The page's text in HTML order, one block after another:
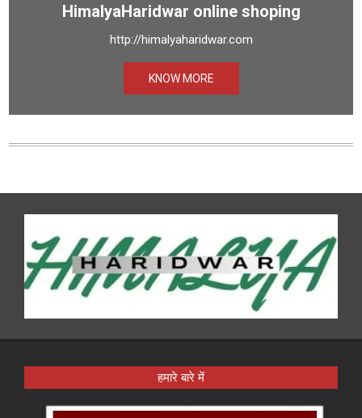
HimalyaHaridwar online shoping
http://himalyaharidwar.com
KNOW MORE
हमारे बारे में